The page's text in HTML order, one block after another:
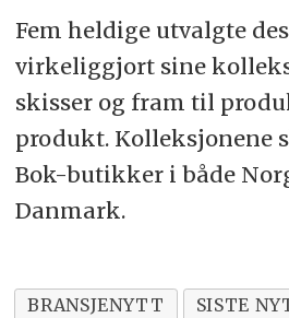
Fem heldige utvalgte
virkeliggjort sine
skisser og fram til
produkt. Kolleksjonene
Bok-butikker i både
Danmark.
BRANSJENYTT SISTE